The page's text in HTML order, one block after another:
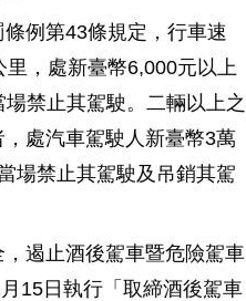
例第43條規定，行車速
，處新臺幣6,000元以上
禁止其駕駛。二輛以上之
處汽車駕駛人新臺幣3萬
場禁止其駕駛及吊銷其駕
遏止酒後駕車暨危險駕車
15日執行「取締酒後駕車